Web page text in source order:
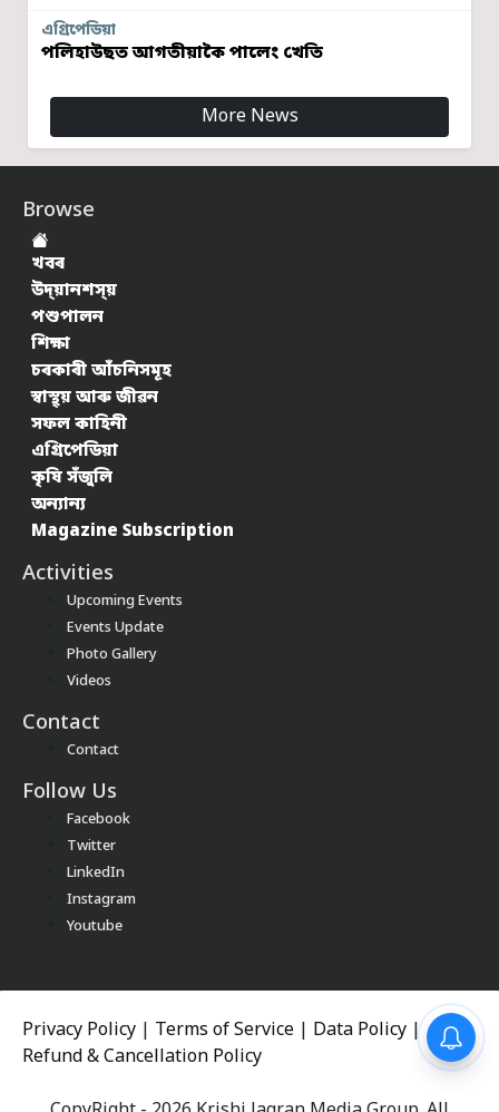
এগ্ৰিপেডিয়া
পলিহাউছত আগতীয়াকৈ পালেং খেতি
More News
Browse
খবৰ
উদ্য়ানশস্য়
পশুপালন
শিক্ষা
চৰকাৰী আঁচনিসমূহ
স্বাস্থ্য় আৰু জীৱন
সফল কাহিনী
এগ্ৰিপেডিয়া
কৃষি সঁজুলি
অন্যান্য
Magazine Subscription
Activities
Upcoming Events
Events Update
Photo Gallery
Videos
Contact
Contact
Follow Us
Facebook
Twitter
LinkedIn
Instagram
Youtube
Privacy Policy Terms of Service Data Policy |
Refund & Cancellation Policy